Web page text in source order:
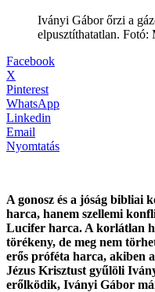
Iványi Gábor őrzi a
elpusztíthatatlan. Fotó:
Facebook
X
Pinterest
WhatsApp
Linkedin
Email
Nyomtatás
A gonosz és a jóság bibliai
harca, hanem szellemi
Lucifer harca. A korlátlan
törékeny, de meg nem
erős próféta harca, akiben
Jézus Krisztust gyűlöli
erőlködik, Iványi Gábor